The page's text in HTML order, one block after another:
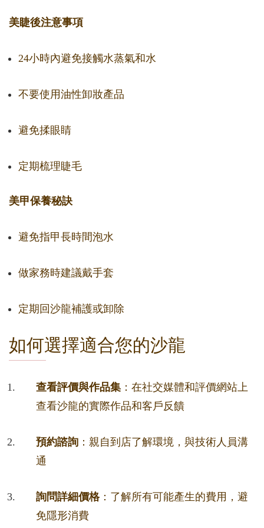
美睫後注意事項
24小時內避免接觸水蒸氣和水
不要使用油性卸妝產品
避免揉眼睛
定期梳理睫毛
美甲保養秘訣
避免指甲長時間泡水
做家務時建議戴手套
定期回沙龍補護或卸除
如何選擇適合您的沙龍
查看評價與作品集 ：在社交媒體和評價網站上
查看沙龍的實際作品和客戶反饋
預約諮詢 ：親自到店了解環境，與技術人員溝
通
詢問詳細價格：了解所有可能產生的費用，避
免隱形消費